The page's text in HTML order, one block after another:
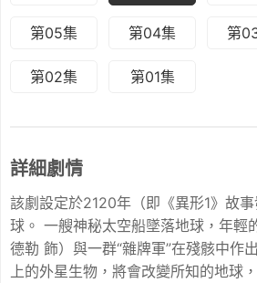
第05集 第04集 第
第02集 第01集
詳細劇情
該劇設定於2120年（即《異形1》故
球。 一艘神秘太空船墜落地球，年輕
德勒 飾）與一群“雜牌軍”在殘骸中
上的外星生物，將會改變所知的地球